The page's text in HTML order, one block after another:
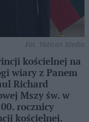
Fot. Vatican Media
kościelnej na
wiary z Panem
Richard
Mszy św. w
rocznicy
kościelnej.